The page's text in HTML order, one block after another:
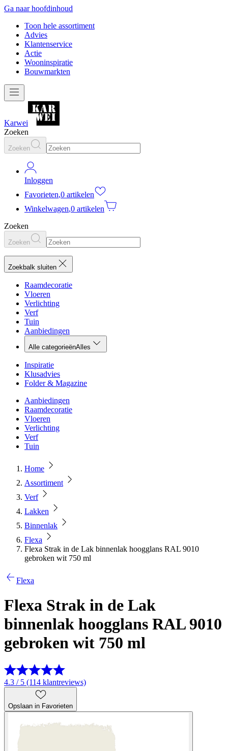
Ga naar hoofdinhoud
Toon hele assortiment
Advies
Klantenservice
Actie
Wooninspiratie
Bouwmarkten
Karwei
Zoeken
Zoeken
Inloggen
Favorieten,0 artikelen
Winkelwagen,0 artikelen
Zoeken
Zoeken
Zoekbalk sluiten
Raamdecoratie
Vloeren
Verlichting
Verf
Tuin
Aanbiedingen
Alle categorieënAlles
Inspiratie
Klusadvies
Folder & Magazine
Aanbiedingen
Raamdecoratie
Vloeren
Verlichting
Verf
Tuin
Home
Assortiment
Verf
Lakken
Binnenlak
Flexa
Flexa Strak in de Lak binnenlak hoogglans RAL 9010
gebroken wit 750 ml
Flexa
Flexa Strak in de Lak
binnenlak hoogglans RAL 9010
gebroken wit 750 ml
4.3 / 5 (114 klantreviews)
Opslaan in Favorieten